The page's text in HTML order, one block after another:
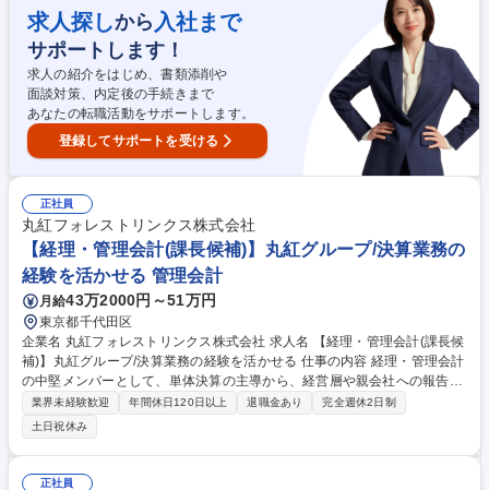
とり(資金調達等)なし。 【使用ソフト】■会計システム：GLOVIA iZ ■連結
システム：GLOVIA GC※2026年12月よりDIVAへ移行予定 【入社後の流
れ】 ■初日はPCのセットアップから始まり、徐々に管理職としてご活躍い
ただきます。 募集職種 【東京・港区/再エネ企業の経理(管理職候補)】★
プライム上場企業★年休124日
求人探しから 入社まで
サポートします！
求人の紹介をはじめ、書類添削や
面談対策、内定後の手続きまで
あなたの転職活動をサポートします。
登録してサポートを受ける
正社員
丸紅フォレストリンクス株式会社
【経理・管理会計(課長候補)】丸紅グループ/決算業務の
経験を活かせる 管理会計
月給43万2000円～51万円
東京都千代田区
企業名 丸紅フォレストリンクス株式会社 求人名 【経理・管理会計(課長候
補)】丸紅グループ/決算業務の経験を活かせる 仕事の内容 経理・管理会計
の中堅メンバーとして、単体決算の主導から、経営層や親会社への報告に
直結する管理会計(業績分析・予算・見通し管理)のコア業務を担当。次世
代のリーダーとして予決算管理課の将来の課長候補採用。 【管理会計・業
績管理】月次/四半期業績報告(PL/BS/CF)の作成および経営層向けレポー
ト分析/集計等 【財務会計】四半期/年次決算実務の遂行と決算着地のリー
ド(各種引当金の計上/経過勘定処理/カットオフ管理)、連結パッケージ(親
業界未経験歓迎 年間休日120日以上 退職金あり
完全週休2日制
土日祝休み
正社員